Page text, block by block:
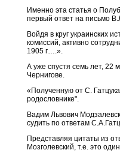
Именно эта статья о
первый ответ на письмо
Войдя в круг украинских
комиссий, активно
1905 г….».
А уже спустя семь лет, 22
Чернигове.
«Полученную от С.
родословнике".
Вадим Львович
судить по ответам
Представляя цитаты из
Мозголевский, т.е. это